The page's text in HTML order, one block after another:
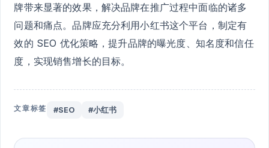
牌带来显著的效果，解决品牌在推广过程中面临的诸多
问题和痛点。品牌应充分利用小红书这个平台，制定有
效的 SEO 优化策略，提升品牌的曝光度、知名度和信任
度，实现销售增长的目标。
文章标签 #SEO #小红书